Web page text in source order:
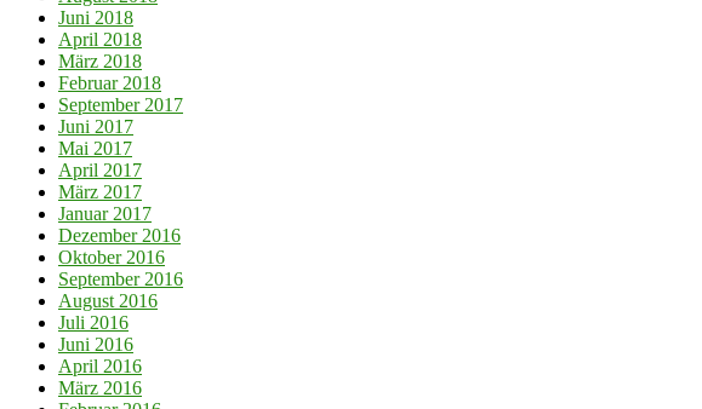
Juni 2018
April 2018
März 2018
Februar 2018
September 2017
Juni 2017
Mai 2017
April 2017
März 2017
Januar 2017
Dezember 2016
Oktober 2016
September 2016
August 2016
Juli 2016
Juni 2016
April 2016
März 2016